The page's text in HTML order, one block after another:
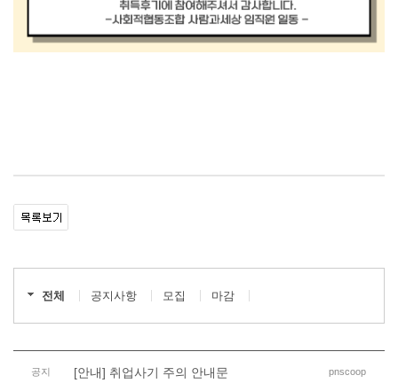
전체 공지사항 모집 마감
공지 [안내] 취업사기 주의 안내문 pnscoop